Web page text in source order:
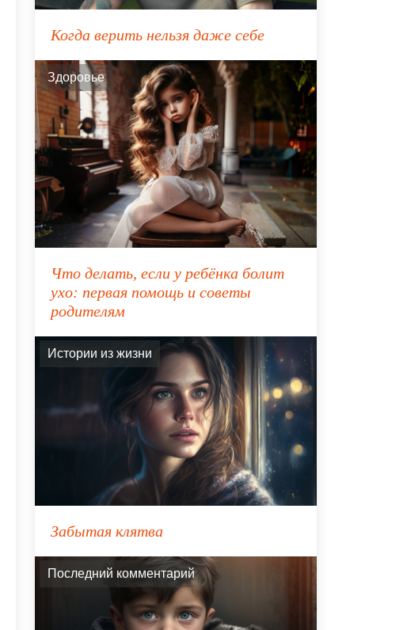
Когда верить нельзя даже себе
Здоровье
Что делать, если у ребёнка болит
ухо: первая помощь и советы
родителям
Истории из жизни
Забытая клятва
Последний комментарий